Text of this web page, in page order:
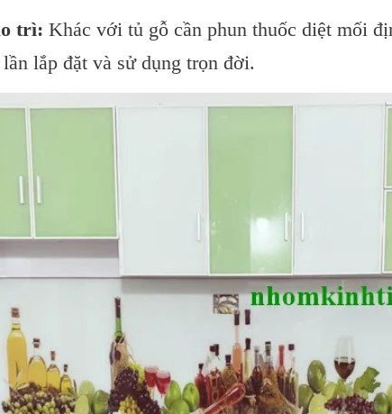
trì: Khác với tủ gỗ cần phun thuốc diệt mối
lắp đặt và sử dụng trọn đời.